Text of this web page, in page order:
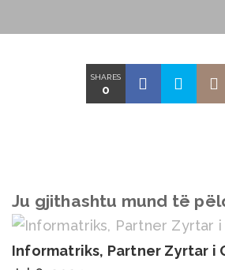
SHARES
0
Ju gjithashtu mund të
Informatriks, Partner Zyrtar i